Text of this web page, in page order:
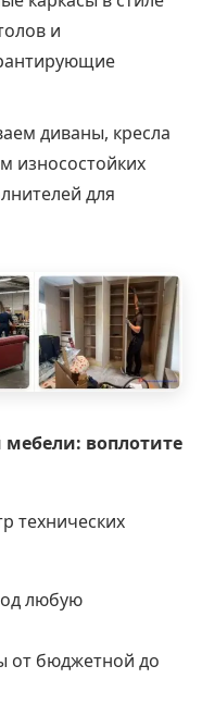
и
диваны, кресла
износостойких
для
воплотите
технических
любую
от бюджетной до